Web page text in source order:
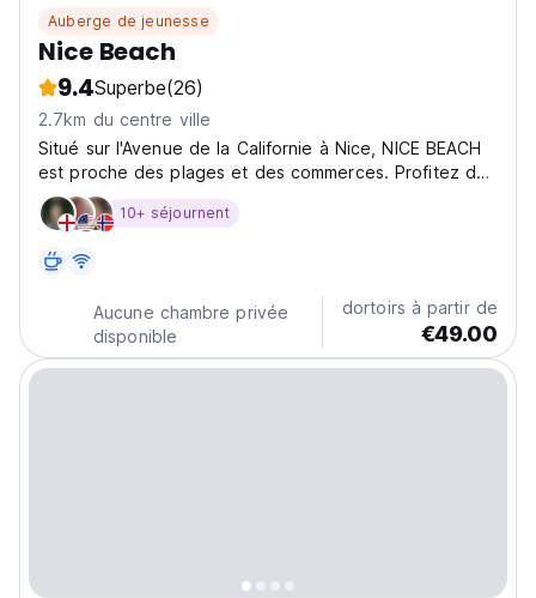
Auberge de jeunesse
Nice Beach
9.4Superbe(26)
2.7km du centre ville
Situé sur l'Avenue de la Californie à Nice, NICE BEACH
est proche des plages et des commerces. Profitez du
meilleur de la Côte d'Azur depuis cet appartement
idéalement situé. (Auto-translated from original
10+ séjournent
Aucune chambre privée
disponible
dortoirs à partir de
€49.00